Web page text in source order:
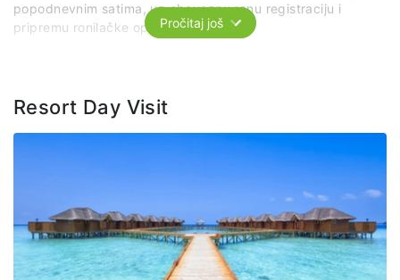
popodnevnim satima, uz obaveznu ranu registraciju i
pripremu ronilačke opreme.
minuta na dubini od 5-8 m na obližnjem grebenu uz
pratnju stručnih lica , uz pogled na fascinantan podvodni
živo Maldiva, boca, maska, peraja, organizovani prevoz
Pročitaj još
Resort Day Visit